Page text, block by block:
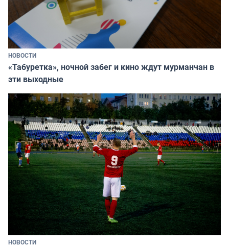
НОВОСТИ
«Табуретка», ночной забег и кино ждут мурманчан в
эти выходные
НОВОСТИ